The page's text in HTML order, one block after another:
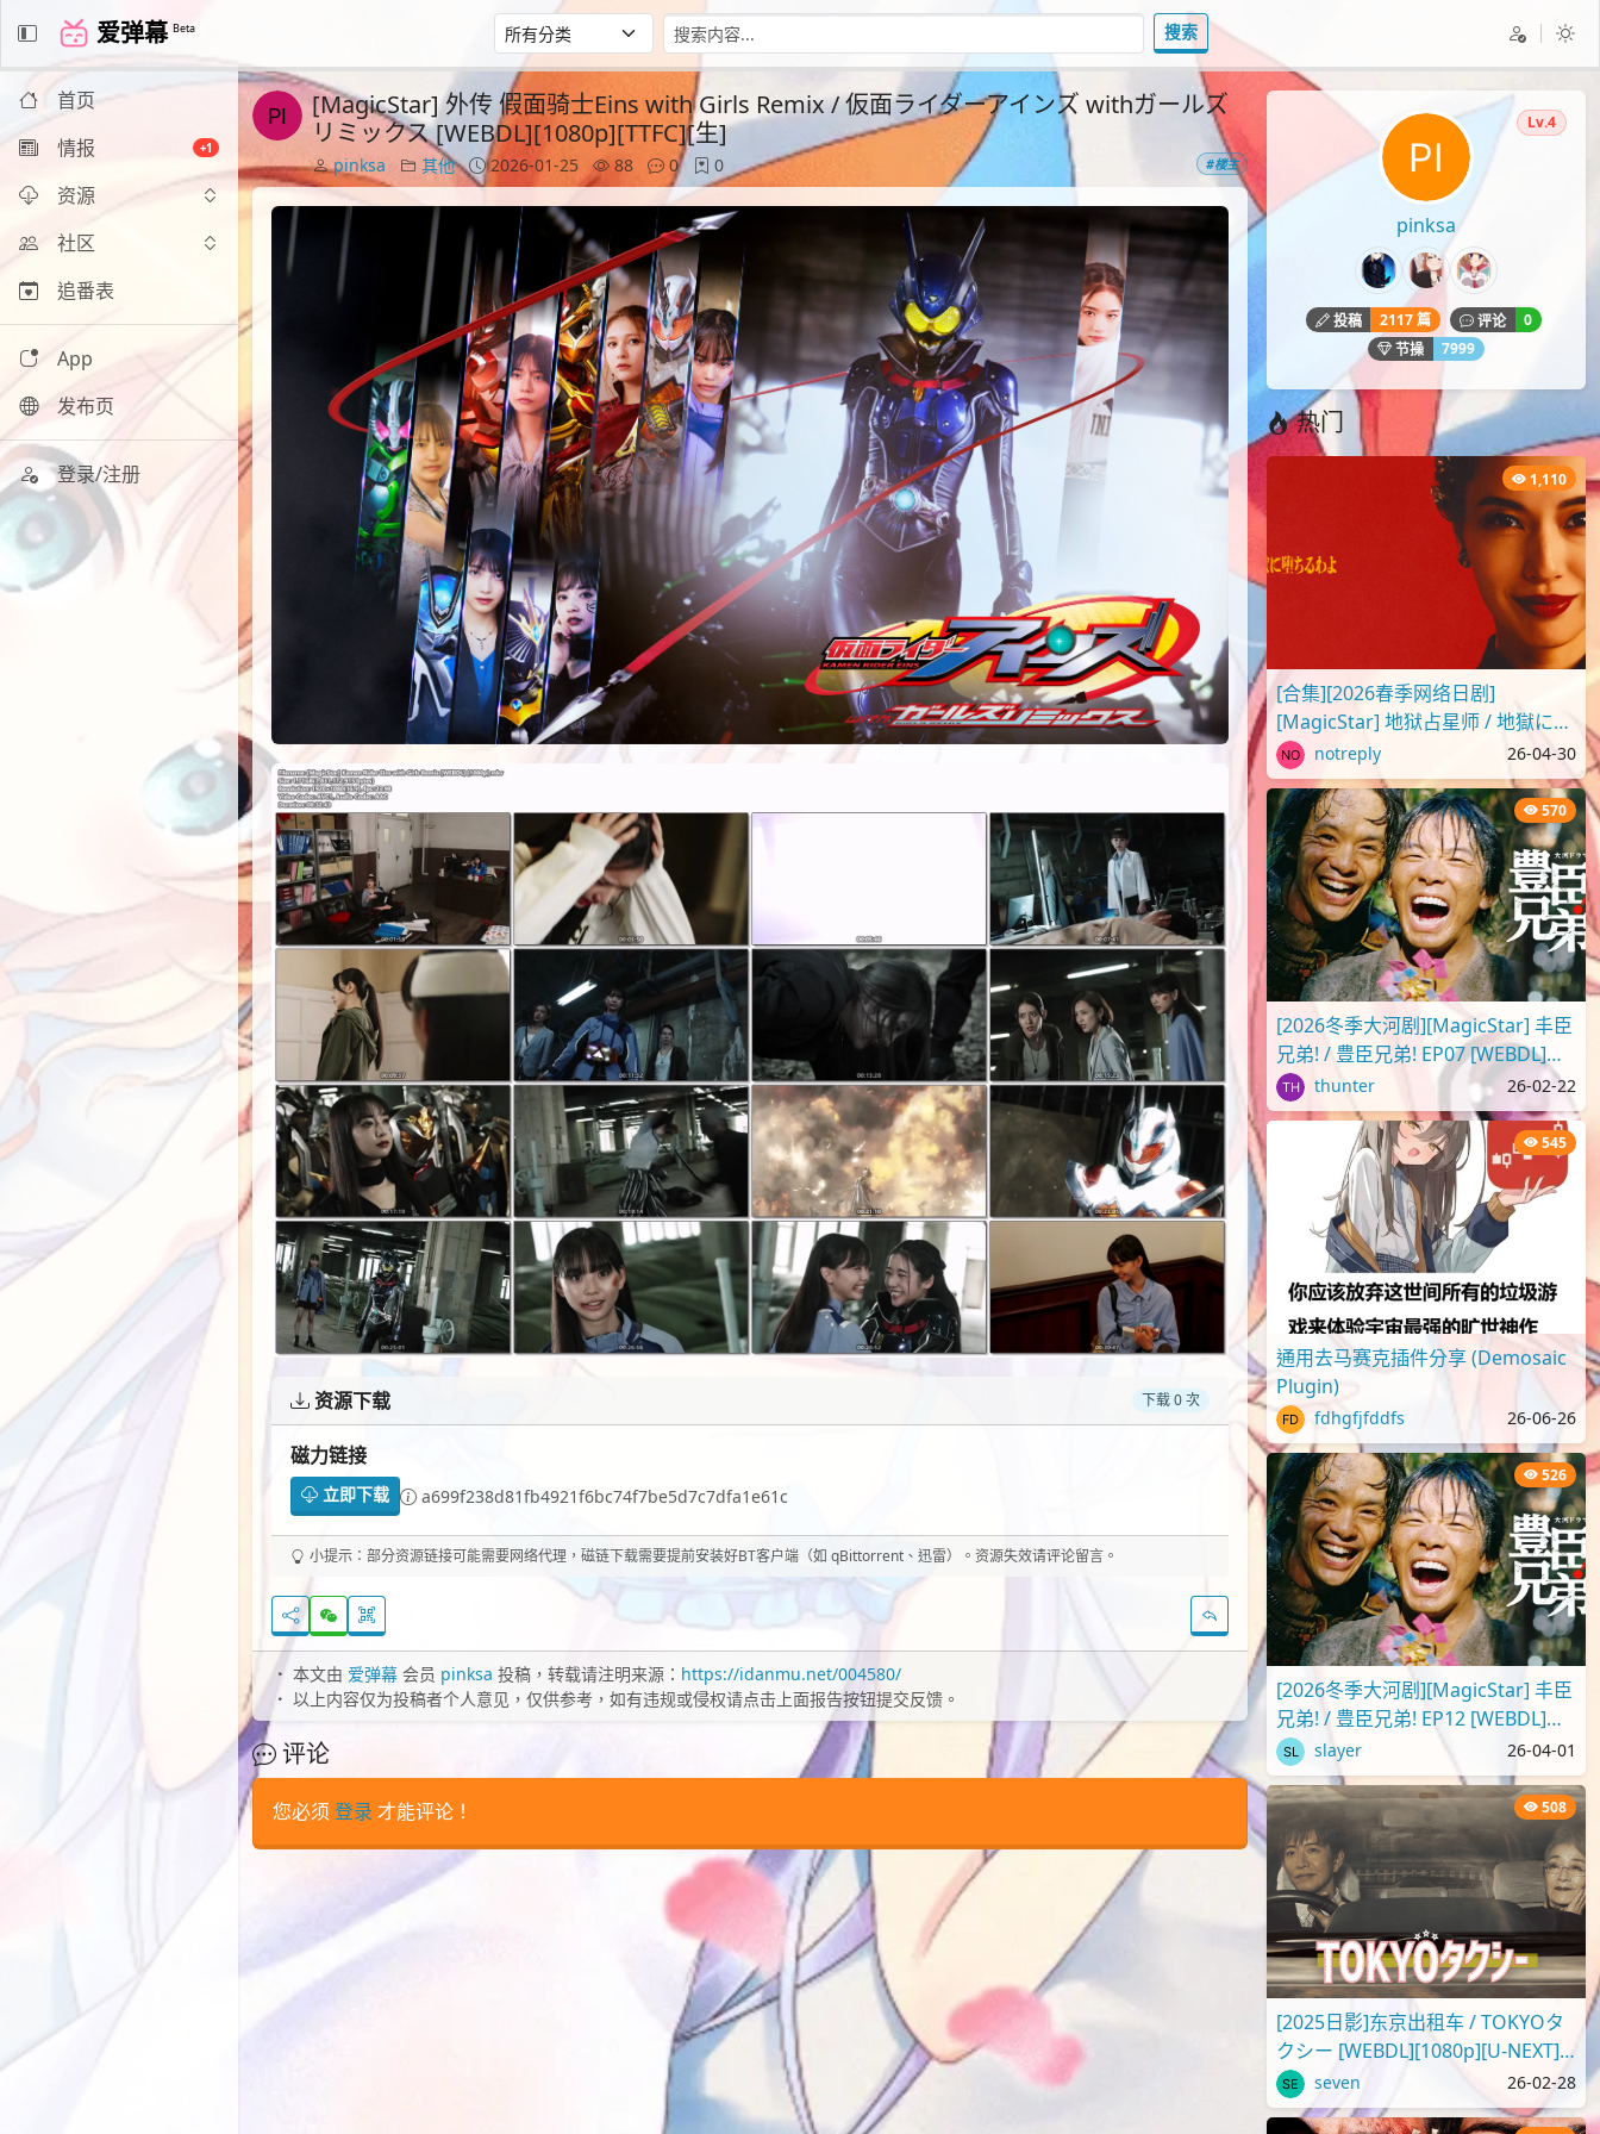
爱弹幕 Beta 搜索
首页
情报
+1
资源
社区
追番表
App
发布页
登录/注册
[MagicStar] 外传 假面骑士Eins with Girls Remix / 仮面ライダーアインズ withガールズ
リミックス [WEBDL][1080p][TTFC][生]
pinksa 其他 2026-01-25 88 0 0 #楼主
资源下载 下载 0 次
磁力链接
立即下载 a699f238d81fb4921f6bc74f7be5d7c7dfa1e61c
小提示：部分资源链接可能需要网络代理，磁链下载需要提前安装好BT客户端（如 qBittorrent、迅雷）。资源失效请评论留言。
本文由 爱弹幕 会员 pinksa 投稿，转载请注明来源： https://idanmu.net/004580/
以上内容仅为投稿者个人意见，仅供参考，如有违规或侵权请点击上面报告按钮提交反馈。
评论
您必须 登录 才能评论！
pinksa
Lv.4
投稿 2117 篇 评论
0
节操
7999
热门
1,110
[合集][2026春季网络日剧]
[MagicStar] 地狱占星师 / 地獄に堕
ちるわよ [WEBDL][1080p][Netflix]
[生][附官..
notreply 26-04-30
570
[2026冬季大河剧][MagicStar] 丰臣
兄弟! / 豊臣兄弟! EP07 [WEBDL]
[1080p][NHKP][生][附日字]
thunter 26-02-22
545
通用去马赛克插件分享 (Demosaic
Plugin)
fdhgfjfddfs 26-06-26
526
[2026冬季大河剧][MagicStar] 丰臣
兄弟! / 豊臣兄弟! EP12 [WEBDL]
[1080p][NHKP][生][附日字]
slayer 26-04-01
508
[2025日影]东京出租车 / TOKYOタ
クシー [WEBDL][1080p][U-NEXT]
[生] seven 26-02-28